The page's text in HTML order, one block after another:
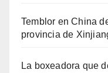
Temblor en China
provincia de
La boxeadora que